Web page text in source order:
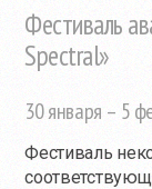
Фестиваль
Spectral»
30 января – 5
Фестиваль